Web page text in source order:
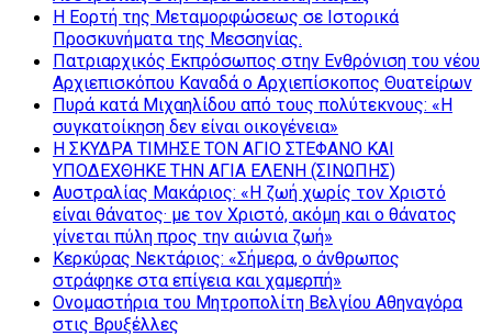
Η Εορτή της Μεταμορφώσεως σε Ιστορικά
Προσκυνήματα της Μεσσηνίας.
Πατριαρχικός Εκπρόσωπος στην Ενθρόνιση του νέου
Αρχιεπισκόπου Καναδά ο Αρχιεπίσκοπος Θυατείρων
Πυρά κατά Μιχαηλίδου από τους πολύτεκνους: «Η
συγκατοίκηση δεν είναι οικογένεια»
Η ΣΚΥΔΡΑ ΤΙΜΗΣΕ ΤΟΝ ΑΓΙΟ ΣΤΕΦΑΝΟ ΚΑΙ
ΥΠΟΔΕΧΘΗΚΕ ΤΗΝ ΑΓΙΑ ΕΛΕΝΗ (ΣΙΝΩΠΗΣ)
Αυστραλίας Μακάριος: «Η ζωή χωρίς τον Χριστό
είναι θάνατος· με τον Χριστό, ακόμη και ο θάνατος
γίνεται πύλη προς την αιώνια ζωή»
Κερκύρας Νεκτάριος: «Σήμερα, ο άνθρωπος
στράφηκε στα επίγεια και χαμερπή»
Ονομαστήρια του Μητροπολίτη Βελγίου Αθηναγόρα
στις Βρυξέλλες